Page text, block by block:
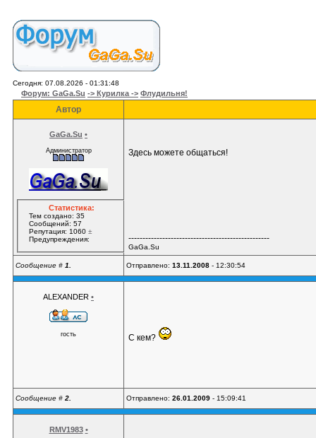
Сегодня: 07.08.2026 - 01:31:48
Форум: GaGa.Su -> Курилка -> Флудильня!
Автор
GaGa.Su •
Администратор
Статистика:
Тем создано: 35
Сообщений: 57
Репутация: 1060±
Предупреждения:
Здесь можете общаться!
--------------------------------------------------
GaGa.Su
Сообщение # 1. Отправлено: 13.11.2008 - 12:30:54
ALEXANDER •
гость С кем?
Сообщение # 2. Отправлено: 26.01.2009 - 15:09:41
RMV1983 •